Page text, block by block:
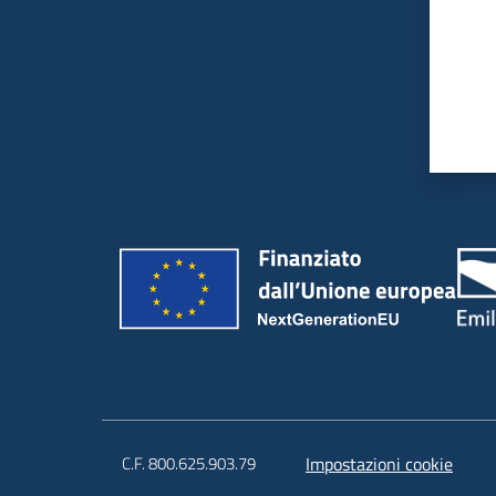
C.F. 800.625.903.79 Impostazioni cookie